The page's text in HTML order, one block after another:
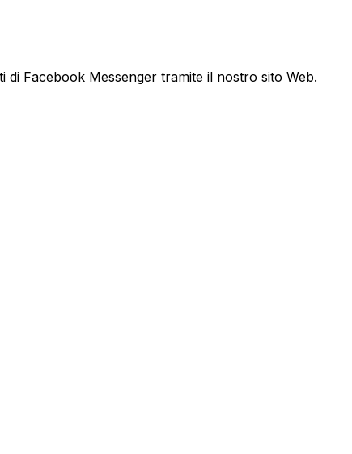
Facebook Messenger tramite il nostro sito Web.